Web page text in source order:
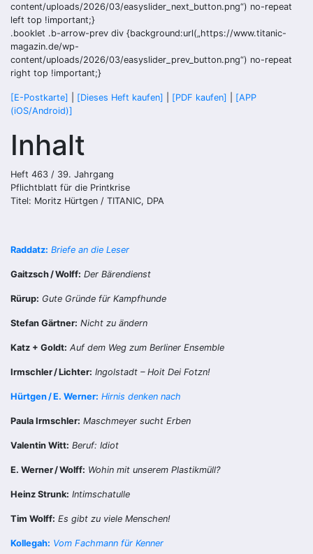
content/uploads/2026/03/easyslider_next_button.png“) no-repeat
left top !important;}
.booklet .b-arrow-prev div {background:url(„https://www.titanic-
magazin.de/wp-
content/uploads/2026/03/easyslider_prev_button.png“) no-repeat
right top !important;}
[E-Postkarte] [Dieses Heft kaufen] [PDF kaufen]
[APP
(iOS/Android)]
Inhalt
Heft 463 / 39. Jahrgang
Pflichtblatt für die Printkrise
Titel: Moritz Hürtgen / TITANIC, DPA
Raddatz: Briefe an die Leser
Gaitzsch / Wolff: Der Bärendienst
Rürup: Gute Gründe für Kampfhunde
Stefan Gärtner: Nicht zu ändern
Katz + Goldt: Auf dem Weg zum Berliner Ensemble
Irmschler / Lichter: Ingolstadt – Hoit Dei Fotzn!
Hürtgen / E. Werner: Hirnis denken nach
Paula Irmschler: Maschmeyer sucht Erben
Valentin Witt: Beruf: Idiot
E. Werner / Wolff: Wohin mit unserem Plastikmüll?
Heinz Strunk: Intimschatulle
Tim Wolff: Es gibt zu viele Menschen!
Kollegah: Vom Fachmann für Kenner